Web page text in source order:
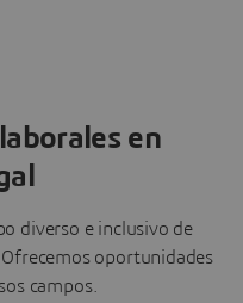
en
diverso e inclusivo de
oportunidades
campos.